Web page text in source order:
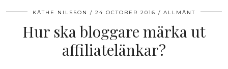
KÄTHE NILSSON 24 OCTOBER 2016 ALLMÄNT
Hur ska bloggare märka ut
affiliatelänkar?